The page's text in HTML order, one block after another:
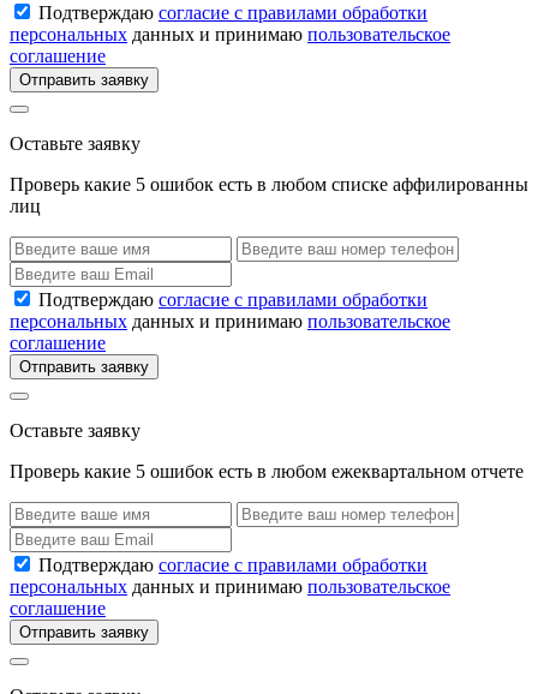
Подтверждаю согласие с правилами обработки
персональных данных и принимаю пользовательское
соглашение
Отправить заявку
Оставьте заявку
Проверь какие 5 ошибок есть в любом списке аффилированны
лиц
Подтверждаю согласие с правилами обработки
персональных данных и принимаю пользовательское
соглашение
Отправить заявку
Оставьте заявку
Проверь какие 5 ошибок есть в любом ежеквартальном отчете
Подтверждаю согласие с правилами обработки
персональных данных и принимаю пользовательское
соглашение
Отправить заявку